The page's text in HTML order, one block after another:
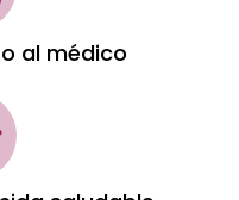
al médico